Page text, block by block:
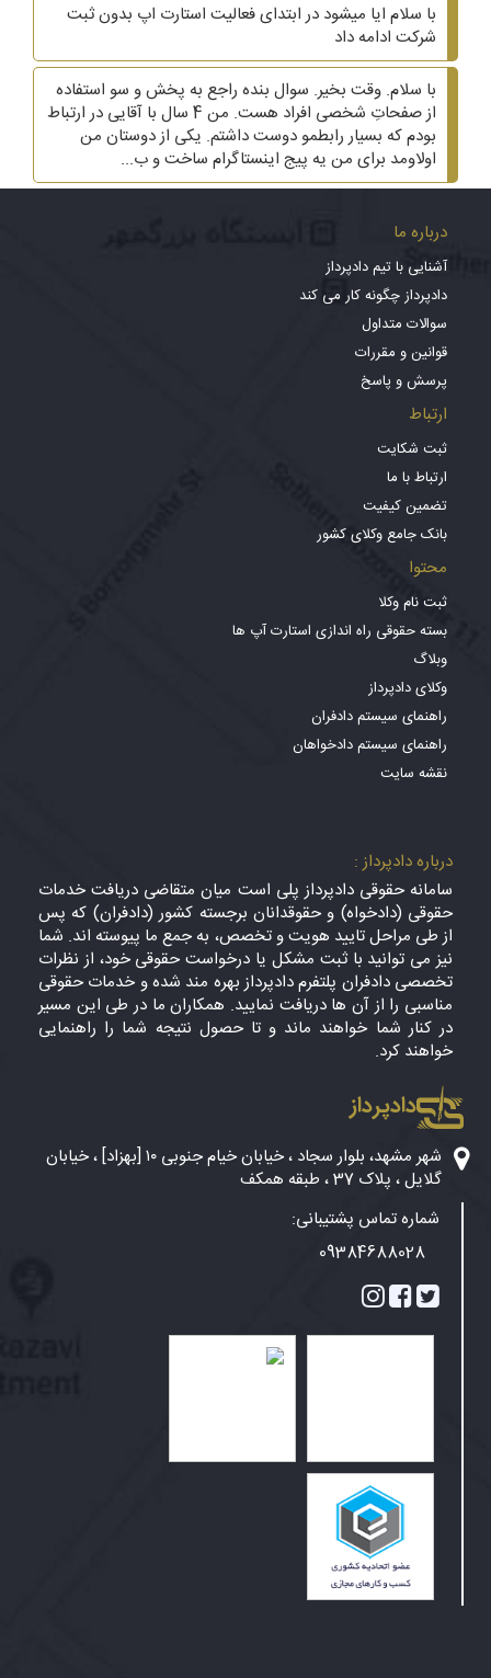
با سلام ایا میشود در ابتدای فعالیت استارت اپ بدون ثبت
شرکت ادامه داد
با سلام. وقت بخیر. سوال بنده راجع به پخش و سو استفاده
از صفحاتِ شخصی افراد هست. من 4 سال با آقایی در ارتباط
بودم که بسیار رابطمو دوست داشتم. یکی از دوستان من
اولاومد برای من یه پیج اینستاگرام ساخت و ب...
درباره ما
آشنایی با تیم دادپرداز
دادپرداز چگونه کار می کند
سوالات متداول
قوانین و مقررات
پرسش و پاسخ
ارتباط
ثبت شکایت
ارتباط با ما
تضمین کیفیت
بانک جامع وکلای کشور
محتوا
ثبت نام وکلا
بسته حقوقی راه اندازی استارت آپ ها
وبلاگ
وکلای دادپرداز
راهنمای سیستم دادفران
راهنمای سیستم دادخواهان
نقشه سایت
درباره دادپرداز :
سامانه حقوقی دادپرداز پلی است میان متقاضی دریافت خدمات
حقوقی (دادخواه) و حقوقدانان برجسته کشور (دادفران) که پس
از طی مراحل تایید هویت و تخصص، به جمع ما پیوسته اند. شما
نیز می توانید با ثبت مشکل یا درخواست حقوقی خود، از نظرات
تخصصی دادفران پلتفرم دادپرداز بهره مند شده و خدمات حقوقی
مناسبی را از آن ها دریافت نمایید. همکاران ما در طی این مسیر
در کنار شما خواهند ماند و تا حصول نتیجه شما را راهنمایی
خواهند کرد.
دادپرداز
شهر مشهد، بلوار سجاد ، خیابان خیام جنوبی ۱۰ [بهزاد] ، خیابان
گلایل ، پلاک 37 ، طبقه همکف
شماره تماس پشتیبانی:
09384688028